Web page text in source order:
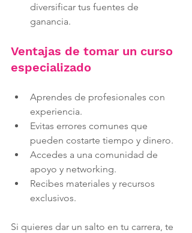
diversificar tus fuentes de
ganancia.
Ventajas de tomar un curso
especializado
Aprendes de profesionales con
experiencia.
Evitas errores comunes que
pueden costarte tiempo y dinero.
Accedes a una comunidad de
apoyo y networking.
Recibes materiales y recursos
exclusivos.
Si quieres dar un salto en tu carrera, te